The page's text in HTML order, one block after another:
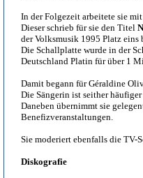
In der Folgezeit arbeitete sie
Dieser schrieb für sie den Titel
der Volksmusik 1995 Platz eins
Die Schallplatte wurde in der
Deutschland Platin für über 1
Damit begann für Géraldine
Die Sängerin ist seither
Daneben übernimmt sie
Benefizveranstaltungen.
Sie moderiert ebenfalls die TV-
Diskografie